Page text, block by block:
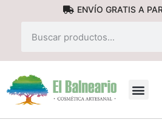
ENVÍO GRATIS A